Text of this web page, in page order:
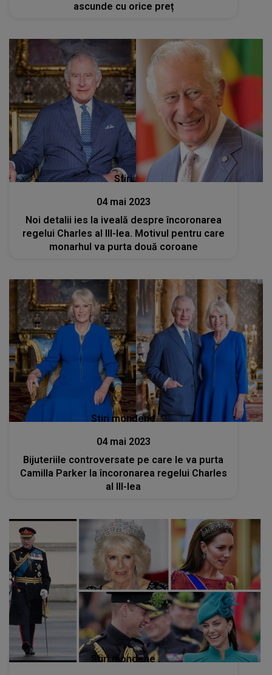
ascunde cu orice preț
Stiri
04 mai 2023
Noi detalii ies la iveală despre încoronarea
regelui Charles al III-lea. Motivul pentru care
monarhul va purta două coroane
Stiri mondene
04 mai 2023
Bijuteriile controversate pe care le va purta
Camilla Parker la încoronarea regelui Charles
al III-lea
Stiri mondene